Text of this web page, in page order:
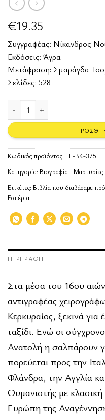
€19.35
Συγγραφέας: Νίκανδρος
Εκδόσεις: Άγρα
Μετάφραση: Σμαράγδα
Σελίδες: 528
Κωδικός προϊόντος: LF-BK-375
Κατηγορία: Βιογραφία - Μαρτυρίες
Ετικέτες: Βιβλία που διαβάσαμε
Εσπέρια
ΠΕΡΙΓΡΑΦΉ
Στα μέσα του 16ου
αντιγραφέας
Κερκυραίος, ξεκινά
ταξίδι. Ενώ οι
Ανατολή η σαλπάρουν
πορεύεται προς την
Φλάνδρα, την Αγγλία
Ουμανιστής με κλασική
Ευρώπη της